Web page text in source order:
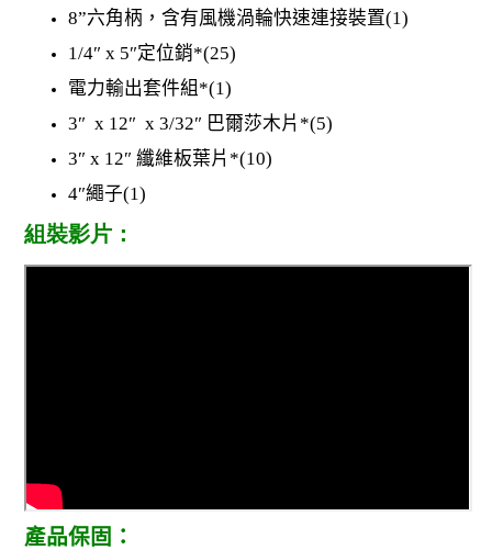
8”六角柄，含有風機渦輪快速連接裝置(1)
1/4″ x 5″定位銷*(25)
電力輸出套件組 *(1)
3″ x 12″ x 3/32″ 巴爾莎木片 *(5)
3″x 12″ 纖維板葉片 *(10)
4″繩子(1)
組裝影片：
產品保固：